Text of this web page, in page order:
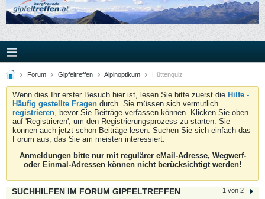
Forum Gipfeltreffen Alpinoptikum Hüttenquiz
Wenn dies Ihr erster Besuch hier ist, lesen Sie bitte zuerst die Hilfe -
Häufig gestellte Fragen durch. Sie müssen sich vermutlich
registrieren, bevor Sie Beiträge verfassen können. Klicken Sie oben
auf 'Registrieren', um den Registrierungsprozess zu starten. Sie
können auch jetzt schon Beiträge lesen. Suchen Sie sich einfach das
Forum aus, das Sie am meisten interessiert.
Anmeldungen bitte nur mit regulärer eMail-Adresse, Wegwerf-
oder Einmal-Adressen können nicht berücksichtigt werden!
1 von 2
SUCHHILFEN IM FORUM GIPFELTREFFEN